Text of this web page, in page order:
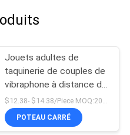
Jouets adultes de
taquinerie de couples de
vibraphone à distance de
Massager de doubles de
moteurs préliminaires de
vibration
POTEAU CARRÉ